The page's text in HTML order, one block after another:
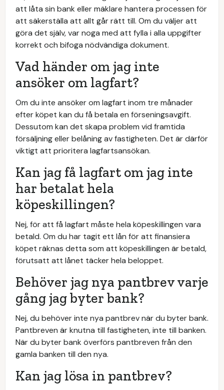
att låta sin bank eller mäklare hantera processen för
att säkerställa att allt går rätt till. Om du väljer att
göra det själv, var noga med att fylla i alla uppgifter
korrekt och bifoga nödvändiga dokument.
Vad händer om jag inte
ansöker om lagfart?
Om du inte ansöker om lagfart inom tre månader
efter köpet kan du få betala en förseningsavgift.
Dessutom kan det skapa problem vid framtida
försäljning eller belåning av fastigheten. Det är därför
viktigt att prioritera lagfartsansökan.
Kan jag få lagfart om jag inte
har betalat hela
köpeskillingen?
Nej, för att få lagfart måste hela köpeskillingen vara
betald. Om du har tagit ett lån för att finansiera
köpet räknas detta som att köpeskillingen är betald,
förutsatt att lånet täcker hela beloppet.
Behöver jag nya pantbrev varje
gång jag byter bank?
Nej, du behöver inte nya pantbrev när du byter bank.
Pantbreven är knutna till fastigheten, inte till banken.
När du byter bank överförs pantbreven från den
gamla banken till den nya.
Kan jag lösa in pantbrev?